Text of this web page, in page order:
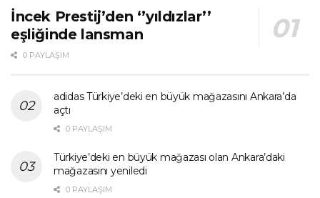
İncek Prestij’den ‘’yıldızlar’’
eşliğinde lansman
0 PAYLAŞIM
adidas Türkiye’deki en büyük mağazasını Ankara’da
açtı
0 PAYLAŞIM
Türkiye’deki en büyük mağazası olan Ankara’daki
mağazasını yeniledi
0 PAYLAŞIM